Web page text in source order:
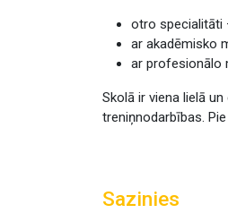
otro specialitāti
ar akadēmisko
ar profesionālo
Skolā ir viena lielā
treniņnodarbības.
Sazinies